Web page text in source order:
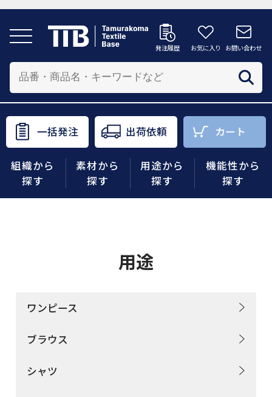
発注履歴 お気に入り お問い合わせ
一括発注 出荷依頼 カート
組織から
探す
素材から
探す
用途から
探す
機能性から
探す
発注履歴 お気に入り お問い合わせ
商品をさがす
組織から探す
会員様メニュー
用途
ワンピース
ブラウス
シャツ
カートへ
配送先を追加する
商品を投入する配送先を選択してください。